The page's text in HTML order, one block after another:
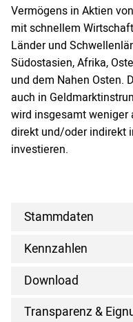
Vermögens in Aktien
mit schnellem
Länder und
Südostasien, Afrika,
und dem Nahen Osten.
auch in
wird insgesamt weniger
direkt und/oder indirekt
investieren.
Stammdaten
Kennzahlen
Download
Transparenz &